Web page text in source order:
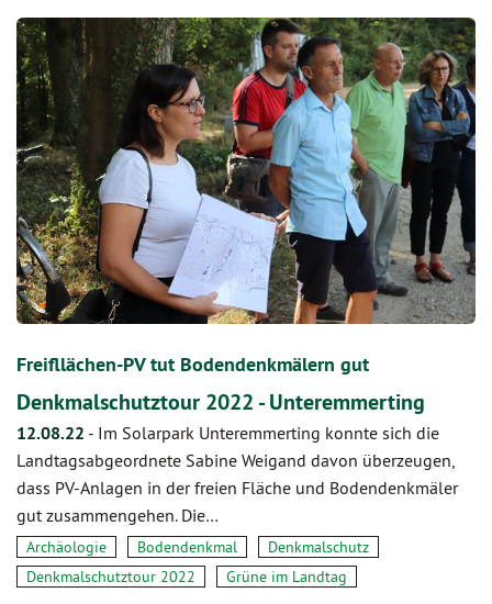
Freifllächen-PV tut Bodendenkmälern gut
Denkmalschutztour 2022 - Unteremmerting
12.08.22 - Im Solarpark Unteremmerting konnte sich die
Landtagsabgeordnete Sabine Weigand davon überzeugen,
dass PV-Anlagen in der freien Fläche und Bodendenkmäler
gut zusammengehen. Die…
Archäologie Bodendenkmal
Denkmalschutz
Denkmalschutztour 2022
Grüne im Landtag